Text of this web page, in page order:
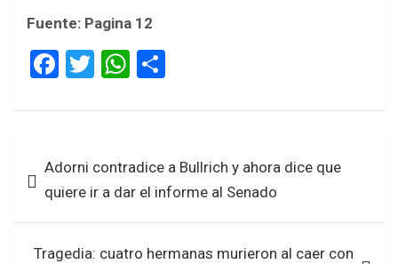
Fuente: Pagina 12
F
ce
o
o
k
T
tt
W
at
A
p
p
ar
de
entradas
Adorni contradice a Bullrich y ahora dice que
quiere ir a dar el informe al Senado
Tragedia: cuatro hermanas murieron al caer con